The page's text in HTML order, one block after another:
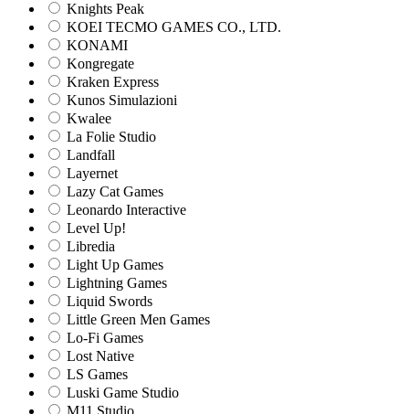
Knights Peak
KOEI TECMO GAMES CO., LTD.
KONAMI
Kongregate
Kraken Express
Kunos Simulazioni
Kwalee
La Folie Studio
Landfall
Layernet
Lazy Cat Games
Leonardo Interactive
Level Up!
Libredia
Light Up Games
Lightning Games
Liquid Swords
Little Green Men Games
Lo-Fi Games
Lost Native
LS Games
Luski Game Studio